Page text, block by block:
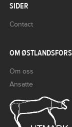
SIDER
Contact
OM
Om oss
Ansatte